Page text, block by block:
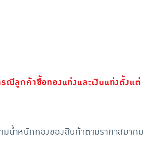
ลูกค้าซื้อทองแท่งและเงินแท่งตั้งแ
น้ำหนักทองของสินค้าตามราคาสมา